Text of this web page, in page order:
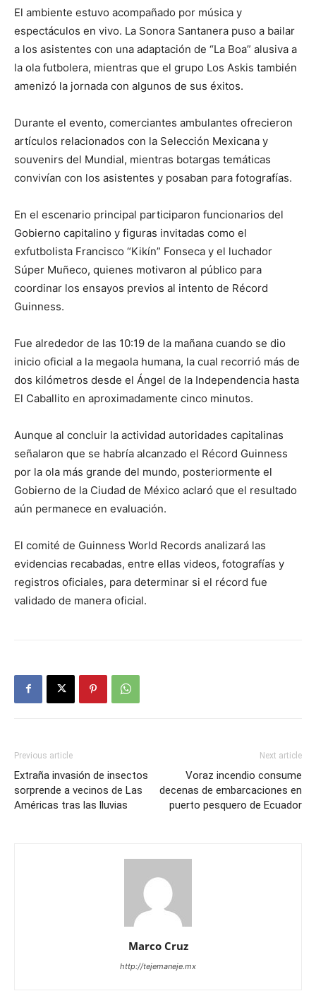
El ambiente estuvo acompañado por música y
espectáculos en vivo. La Sonora Santanera puso a bailar
a los asistentes con una adaptación de “La Boa” alusiva a
la ola futbolera, mientras que el grupo Los Askis también
amenizó la jornada con algunos de sus éxitos.
Durante el evento, comerciantes ambulantes ofrecieron
artículos relacionados con la Selección Mexicana y
souvenirs del Mundial, mientras botargas temáticas
convivían con los asistentes y posaban para fotografías.
En el escenario principal participaron funcionarios del
Gobierno capitalino y figuras invitadas como el
exfutbolista Francisco “Kikín” Fonseca y el luchador
Súper Muñeco, quienes motivaron al público para
coordinar los ensayos previos al intento de Récord
Guinness.
Fue alrededor de las 10:19 de la mañana cuando se dio
inicio oficial a la megaola humana, la cual recorrió más de
dos kilómetros desde el Ángel de la Independencia hasta
El Caballito en aproximadamente cinco minutos.
Aunque al concluir la actividad autoridades capitalinas
señalaron que se habría alcanzado el Récord Guinness
por la ola más grande del mundo, posteriormente el
Gobierno de la Ciudad de México aclaró que el resultado
aún permanece en evaluación.
El comité de Guinness World Records analizará las
evidencias recabadas, entre ellas videos, fotografías y
registros oficiales, para determinar si el récord fue
validado de manera oficial.
Previous article
Extraña invasión de insectos
sorprende a vecinos de Las
Américas tras las lluvias
Next article
Voraz incendio consume
decenas de embarcaciones en
puerto pesquero de Ecuador
Marco Cruz
http://tejemaneje.mx